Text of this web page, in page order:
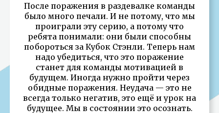
После поражения в раздевалке команды
было много печали. И не потому, что мы
проиграли эту серию, а потому что
ребята понимали: они были способны
побороться за Кубок Стэнли. Теперь нам
надо убедиться, что это поражение
станет для команды мотивацией в
будущем. Иногда нужно пройти через
обидные поражения. Неудача — это не
всегда только негатив, это ещё и урок на
будущее. Мы в состоянии это осознать.